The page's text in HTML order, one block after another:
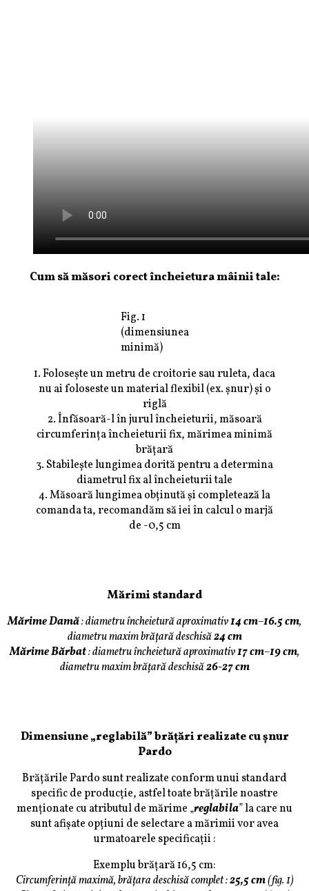
Cum să măsori corect încheietura mâinii tale:
Fig. 1
(dimensiunea
minimă)
1. Folosește un metru de croitorie sau ruleta, daca
nu ai foloseste un material flexibil (ex. șnur) și o
riglă
2. Înfăsoară-l în jurul încheieturii, măsoară
circumferința încheieturii fix, mărimea minimă
brățară
3. Stabilește lungimea dorită pentru a determina
diametrul fix al încheieturii tale
4. Măsoară lungimea obținută și completează la
comanda ta, recomandăm să iei în calcul o marjă
de -0,5 cm
Mărimi standard
Mărime Damă:diametru încheietură aproximativ14 cm–16.5 cm,
diametru maxim brățară deschisă24 cm
Mărime Bărbat:diametru încheietură aproximativ17 cm–19 cm,
diametru maxim brățară deschisă26-27 cm
Dimensiune „reglabilă” brățări realizate cu șnur
Pardo
Brățările Pardo sunt realizate conform unui standard
specific de producție, astfel toate brățările noastre
menționate cu atributul de mărime „reglabila” la care nu
sunt afișate opțiuni de selectare a mărimii vor avea
urmatoarele specificații :
Exemplu brățară 16,5 cm:
Circumferință maximă, brățara deschisă complet :25,5 cm(fig. 1)